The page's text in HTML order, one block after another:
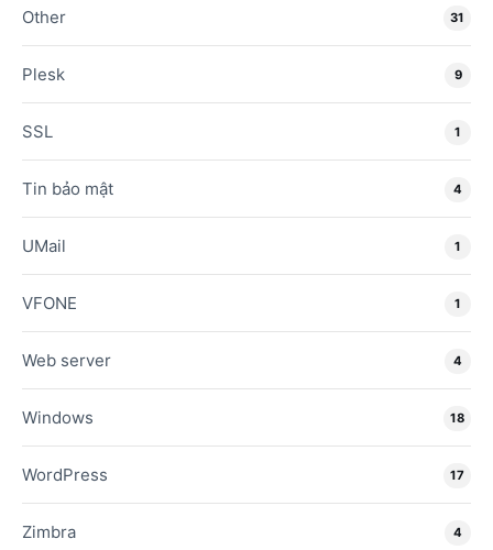
Other 31
Plesk 9
SSL 1
Tin bảo mật 4
UMail 1
VFONE 1
Web server 4
Windows 18
WordPress 17
Zimbra 4